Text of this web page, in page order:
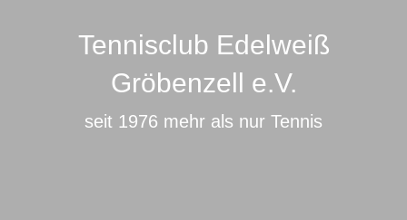
Tennisclub Edelweiß
Gröbenzell e.V.
seit 1976 mehr als nur Tennis